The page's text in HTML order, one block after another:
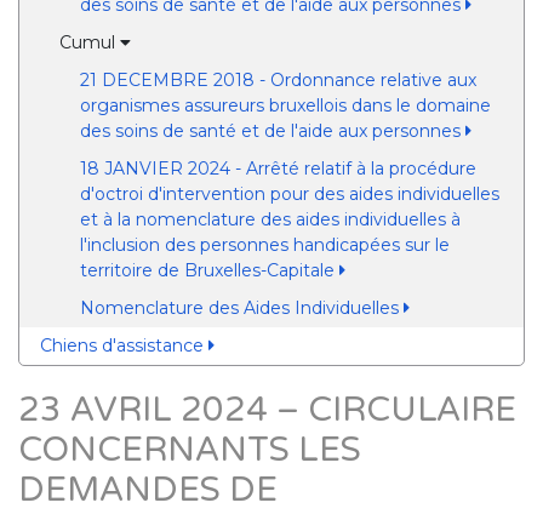
des soins de santé et de l'aide aux personnes
Cumul
21 DECEMBRE 2018 - Ordonnance relative aux
organismes assureurs bruxellois dans le domaine
des soins de santé et de l'aide aux personnes
18 JANVIER 2024 - Arrêté relatif à la procédure
d'octroi d'intervention pour des aides individuelles
et à la nomenclature des aides individuelles à
l'inclusion des personnes handicapées sur le
territoire de Bruxelles-Capitale
Nomenclature des Aides Individuelles
Chiens d'assistance
23 AVRIL 2024 – CIRCULAIRE
CONCERNANTS LES
DEMANDES DE